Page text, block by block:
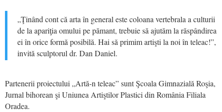
„Ţinând cont că arta în general este coloana vertebrala a culturii
de la apariţia omului pe pămant, trebuie să ajutăm la răspândirea
ei în orice formă posibilă. Hai să primim artişti la noi în teleac!”,
invită sculptorul dr. Dan Daniel.
Partenerii proiectului „Artă-n teleac” sunt Şcoala Gimnazială Roşia,
Jurnal bihorean şi Uniunea Artiştilor Plastici din România Filiala
Oradea.